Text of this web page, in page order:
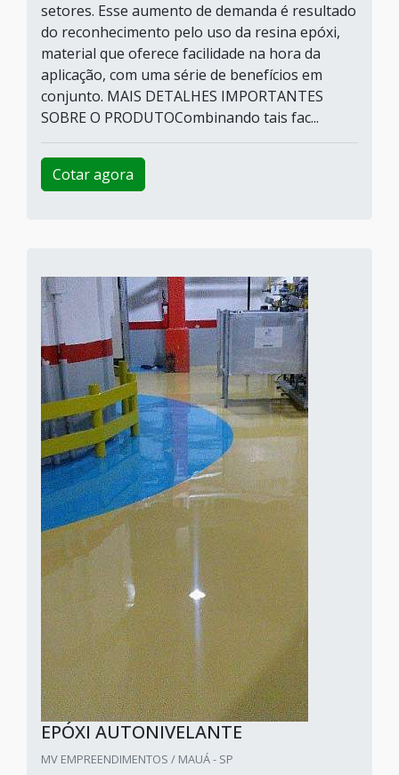
setores. Esse aumento de demanda é resultado
do reconhecimento pelo uso da resina epóxi,
material que oferece facilidade na hora da
aplicação, com uma série de benefícios em
conjunto. MAIS DETALHES IMPORTANTES
SOBRE O PRODUTOCombinando tais fac...
Cotar agora
EPÓXI AUTONIVELANTE
MV EMPREENDIMENTOS / MAUÁ - SP